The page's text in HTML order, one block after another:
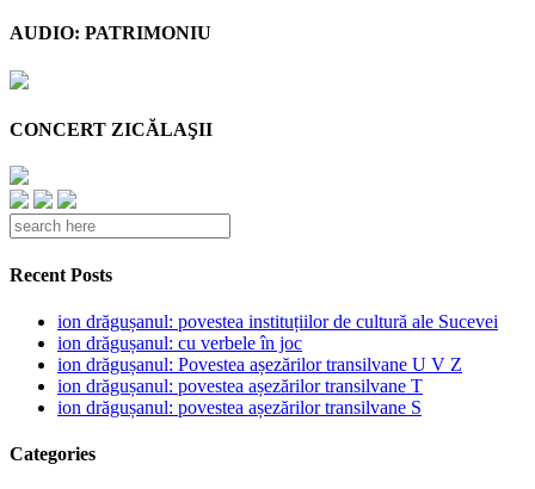
AUDIO: PATRIMONIU
CONCERT ZICĂLAŞII
Recent Posts
ion drăgușanul: povestea instituțiilor de cultură ale Sucevei
ion drăgușanul: cu verbele în joc
ion drăgușanul: Povestea așezărilor transilvane U V Z
ion drăgușanul: povestea așezărilor transilvane T
ion drăgușanul: povestea așezărilor transilvane S
Categories